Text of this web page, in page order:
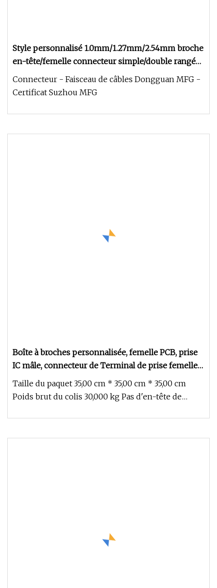
Style personnalisé 1.0mm/1.27mm/2.54mm broche
en-tête/femelle connecteur simple/double rangée
droite DIP/SMT Type
Connecteur - Faisceau de câbles Dongguan MFG -
Certificat Suzhou MFG
Boîte à broches personnalisée, femelle PCB, prise
IC mâle, connecteur de Terminal de prise femelle
ronde
Taille du paquet 35,00 cm * 35,00 cm * 35,00 cm
Poids brut du colis 30,000 kg Pas d'en-tête de